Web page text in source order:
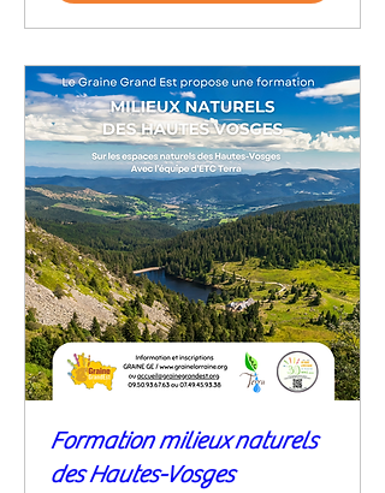
Formation milieux naturels
des Hautes-Vosges